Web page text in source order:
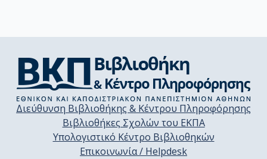
Διεύθυνση Βιβλιοθήκης & Κέντρου Πληροφόρησης
Βιβλιοθήκες Σχολών του ΕΚΠΑ
Υπολογιστικό Κέντρο Βιβλιοθηκών
Επικοινωνία / Helpdesk